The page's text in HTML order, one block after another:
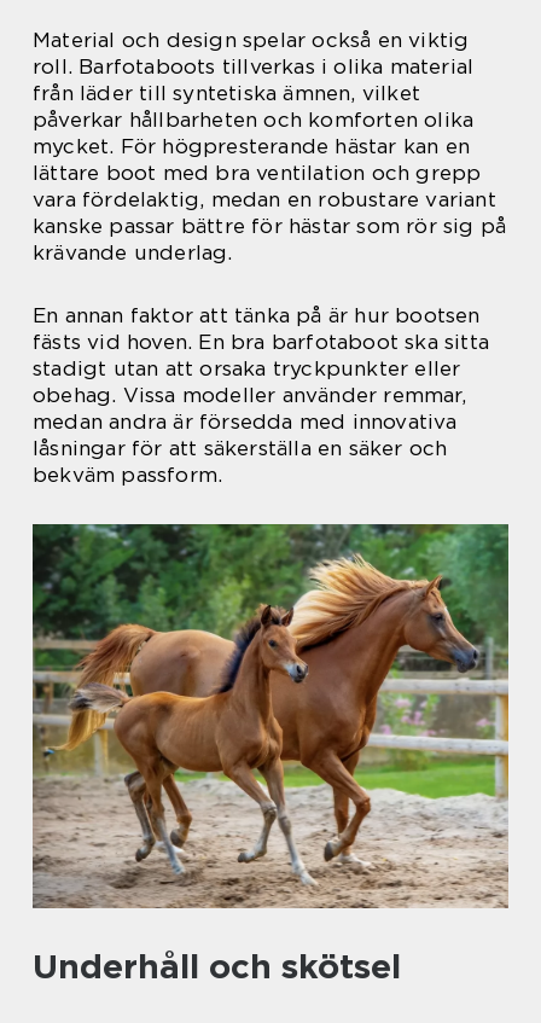
Material och design spelar också en viktig
roll. Barfotaboots tillverkas i olika material
från läder till syntetiska ämnen, vilket
påverkar hållbarheten och komforten olika
mycket. För högpresterande hästar kan en
lättare boot med bra ventilation och grepp
vara fördelaktig, medan en robustare variant
kanske passar bättre för hästar som rör sig på
krävande underlag.
En annan faktor att tänka på är hur bootsen
fästs vid hoven. En bra barfotaboot ska sitta
stadigt utan att orsaka tryckpunkter eller
obehag. Vissa modeller använder remmar,
medan andra är försedda med innovativa
låsningar för att säkerställa en säker och
bekväm passform.
Underhåll och skötsel